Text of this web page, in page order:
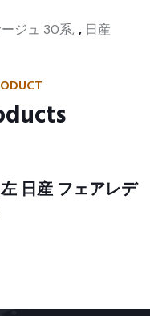
ジュ 30系 , 日産
日産 フェアレデ